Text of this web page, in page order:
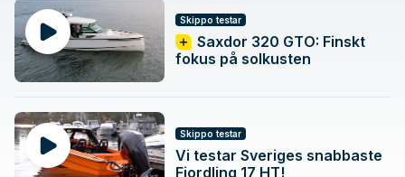
Skippo testar
Saxdor 320 GTO: Finskt
fokus på solkusten
Skippo testar
Vi testar Sveriges snabbaste
Fjordling 17 HT!